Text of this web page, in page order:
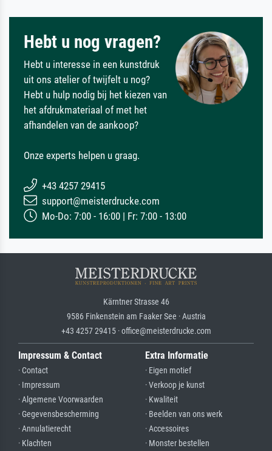
Hebt u nog vragen?
Hebt u interesse in een kunstdruk
uit ons atelier of twijfelt u nog?
Hebt u hulp nodig bij het kiezen van
het afdrukmateriaal of met het
afhandelen van de aankoop?
Onze experts helpen u graag.
+43 4257 29415
support@meisterdrucke.com
Mo-Do: 7:00 - 16:00 | Fr: 7:00 - 13:00
Kärntner Strasse 46
9586 Finkenstein am Faaker See · Austria
+43 4257 29415 · office@meisterdrucke.com
Impressum & Contact
· Contact
· Impressum
· Algemene Voorwaarden
· Gegevensbescherming
· Annulatierecht
· Klachten
Extra Informatie
· Eigen motief
· Verkoop je kunst
· Kwaliteit
· Beelden van ons werk
· Accessoires
· Monster bestellen